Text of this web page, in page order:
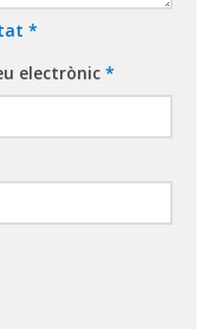
*
electrònic *